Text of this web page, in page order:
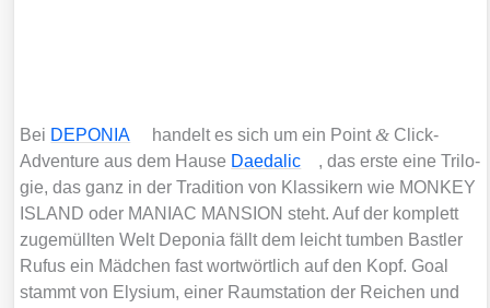
Bei DEPONIA han­delt es sich um ein Point& Click-
Adven­ture aus dem Hau­se Daeda­lic
, das ers­te eine Tri­lo­
gie, das ganz in der Tra­di­ti­on von Klas­si­kern wie MONKEY
ISLAND oder MANIAC MANSION steht. Auf der kom­plett
zuge­müll­ten Welt Depo­nia fällt dem leicht tum­ben Bast­ler
Rufus ein Mäd­chen fast wort­wört­lich auf den Kopf. Goal
stammt von Ely­si­um, einer Raum­sta­ti­on der Rei­chen und